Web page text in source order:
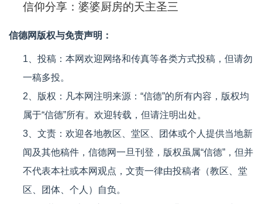
信仰分享：婆婆厨房的天主圣三
信德网版权与免责声明：
1、投稿：本网欢迎网络和传真等各类方式投稿，但请勿
一稿多投。
2、版权：凡本网注明来源：“信德”的所有内容，版权均
属于“信德”所有。欢迎转载，但请注明出处。
3、文责：欢迎各地教区、堂区、团体或个人提供当地新
闻及其他稿件，信德网一旦刊登，版权虽属“信德”，但并
不代表本社或本网观点，文责一律由投稿者（教区、堂
区、团体、个人）自负。